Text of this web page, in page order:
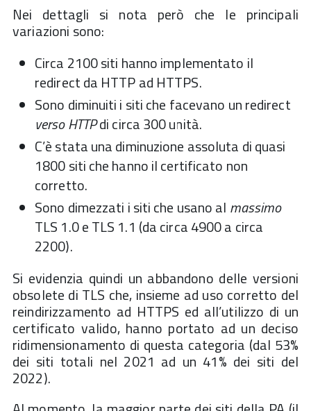
Nei dettagli si nota però che le principali
variazioni sono:
Circa 2100 siti hanno implementato il
redirect da HTTP ad HTTPS.
Sono diminuiti i siti che facevano un redirect
verso HTTPdi circa 300 unità.
C’è stata una diminuzione assoluta di quasi
1800 siti che hanno il certificato non
corretto.
Sono dimezzati i siti che usano al massimo
TLS 1.0 e TLS 1.1 (da circa 4900 a circa
2200).
Si evidenzia quindi un abbandono delle versioni
obsolete di TLS che, insieme ad uso corretto del
reindirizzamento ad HTTPS ed all’utilizzo di un
certificato valido, hanno portato ad un deciso
ridimensionamento di questa categoria (dal 53%
dei siti totali nel 2021 ad un 41% dei siti del
2022).